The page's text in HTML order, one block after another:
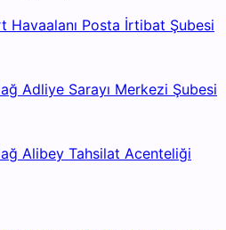
Havaalanı Posta İrtibat Şubesi
Adliye Sarayı Merkezi Şubesi
Alibey Tahsilat Acenteliği